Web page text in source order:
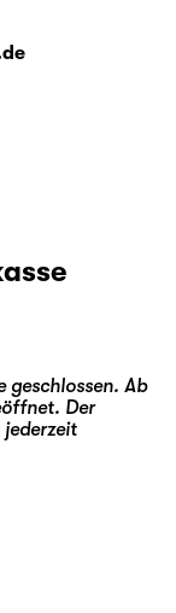
geschlossen. Ab
Der
jederzeit